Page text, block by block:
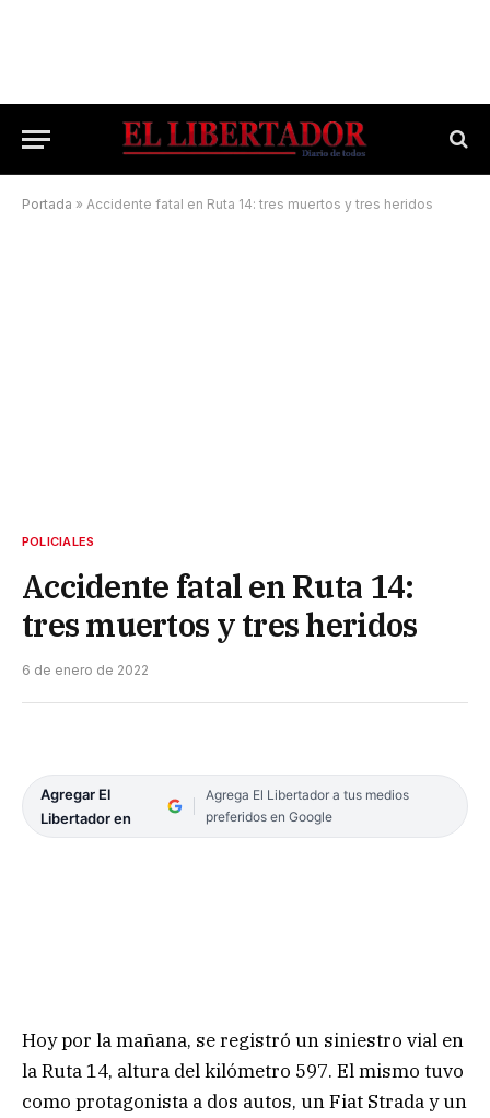
Portada » Accidente fatal en Ruta 14: tres muertos y tres heridos
POLICIALES
Accidente fatal en Ruta 14:
tres muertos y tres heridos
6 de enero de 2022
Agregar El
Libertador en
Agrega El Libertador a tus medios
preferidos en Google
Hoy por la mañana, se registró un siniestro vial en
la Ruta 14, altura del kilómetro 597. El mismo tuvo
como protagonista a dos autos, un Fiat Strada y un